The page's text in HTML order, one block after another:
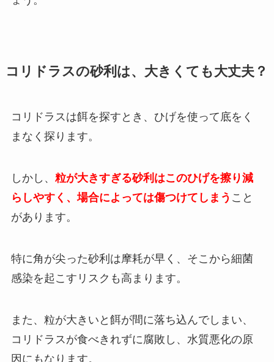
コリドラスの砂利は、大きくても大丈夫？
コリドラスは餌を探すとき、ひげを使って底をく
まなく探ります。
しかし、 粒が大きすぎる砂利はこのひげを擦り減
らしやすく、場合によっては傷つけてしまう こと
があります。
特に角が尖った砂利は摩耗が早く、そこから細菌
感染を起こすリスクも高まります。
また、粒が大きいと餌が間に落ち込んでしまい、
コリドラスが食べきれずに腐敗し、水質悪化の原
因にもなります。